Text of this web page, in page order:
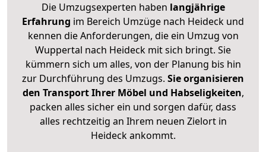
Die Umzugsexperten haben langjährige
Erfahrung im Bereich Umzüge nach Heideck und
kennen die Anforderungen, die ein Umzug von
Wuppertal nach Heideck mit sich bringt. Sie
kümmern sich um alles, von der Planung bis hin
zur Durchführung des Umzugs. Sie organisieren
den Transport Ihrer Möbel und Habseligkeiten,
packen alles sicher ein und sorgen dafür, dass
alles rechtzeitig an Ihrem neuen Zielort in
Heideck ankommt.